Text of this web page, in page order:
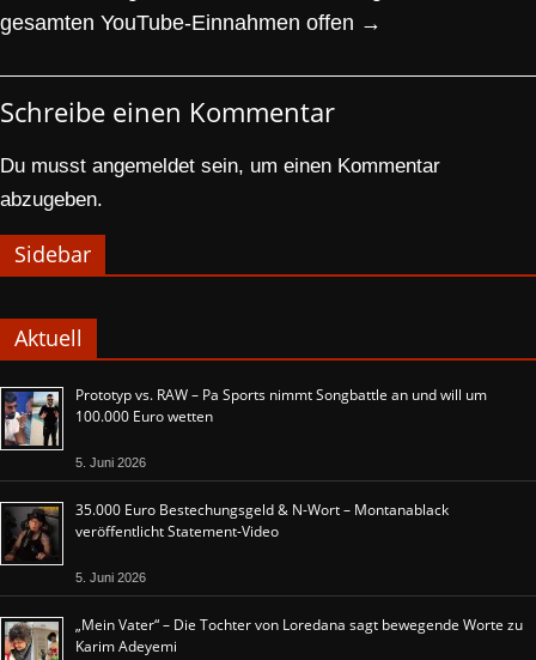
gesamten YouTube-Einnahmen offen →
Schreibe einen Kommentar
Du musst angemeldet sein, um einen Kommentar
abzugeben.
Sidebar
Aktuell
Prototyp vs. RAW – Pa Sports nimmt Songbattle an und will um
100.000 Euro wetten
5. Juni 2026
35.000 Euro Bestechungsgeld & N-Wort – Montanablack
veröffentlicht Statement-Video
5. Juni 2026
„Mein Vater“ – Die Tochter von Loredana sagt bewegende Worte zu
Karim Adeyemi